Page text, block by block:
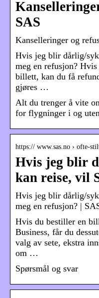
SAS
Kanselleringer og
Hvis jeg blir dårlig/
meg en refusjon?
billett, kan du få
gjøres …
Alt du trenger å vite
for flygninger i og
https:// www.sas.no › ofte-
Hvis jeg blir
kan reise, vil
Hvis jeg blir dårlig/
meg en refusjon? |
Hvis du bestiller en
Business, får du
valg av sete, ekstra
om …
Spørsmål og svar